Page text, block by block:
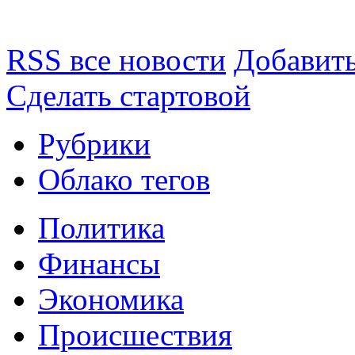
RSS все новости
Сделать стартовой
Рубрики
Облако тегов
Политика
Финансы
Экономика
Происшествия